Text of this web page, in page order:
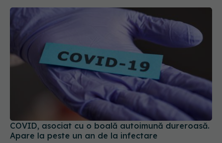
COVID, asociat cu o boală autoimună dureroasă.
Apare la peste un an de la infectare
05 mar 2024, 08:46